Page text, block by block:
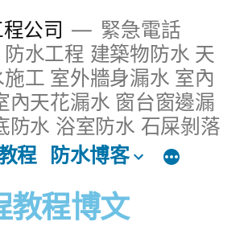
公司
緊急電話
水工程 建築物防水 天
工 室外牆身漏水 室內
內天花漏水 窗台窗邊漏
防水 浴室防水 石屎剝落
程 防水博客
教程博文